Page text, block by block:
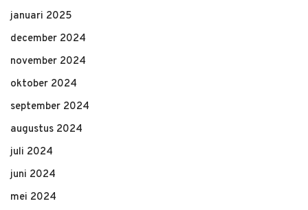
januari 2025
december 2024
november 2024
oktober 2024
september 2024
augustus 2024
juli 2024
juni 2024
mei 2024